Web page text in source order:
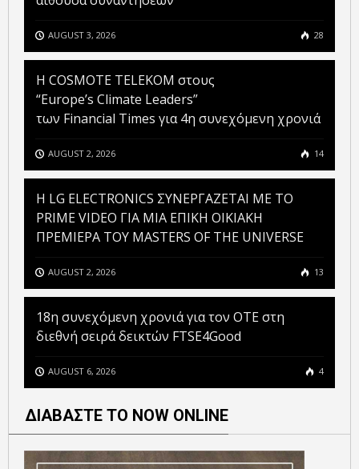
AUGUST 3, 2026 28
Η COSMOTE TELEKOM στους
“Europe’s Climate Leaders”
των Financial Times για 4η συνεχόμενη χρονιά
AUGUST 2, 2026 14
H LG ELECTRONICS ΣΥΝΕΡΓΑΖΕΤΑΙ ΜΕ ΤΟ
PRIME VIDEO ΓΙΑ ΜΙΑ ΕΠΙΚΗ ΟΙΚΙΑΚΗ
ΠΡΕΜΙΕΡΑ ΤΟΥ MASTERS OF THE UNIVERSE
AUGUST 2, 2026 13
18η συνεχόμενη χρονιά για τον ΟΤΕ στη
διεθνή σειρά δεικτών FTSE4Good
AUGUST 6, 2026 4
ΔΙΑΒΑΣΤΕ ΤΟ NOW ONLINE